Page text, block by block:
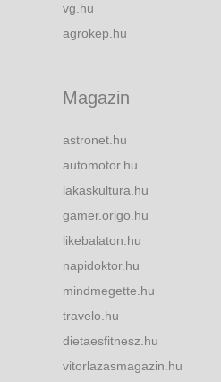
vg.hu
agrokep.hu
Magazin
astronet.hu
automotor.hu
lakaskultura.hu
gamer.origo.hu
likebalaton.hu
napidoktor.hu
mindmegette.hu
travelo.hu
dietaesfitnesz.hu
vitorlazasmagazin.hu